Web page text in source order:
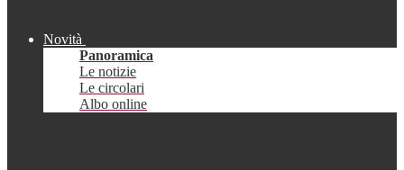
Novità
Panoramica
Le notizie
Le circolari
Albo online